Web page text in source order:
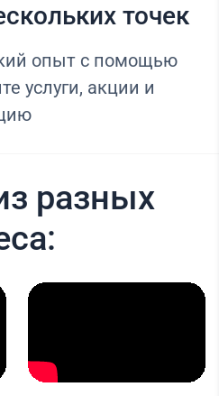
точек
опыт с помощью
услуги, акции и
разных